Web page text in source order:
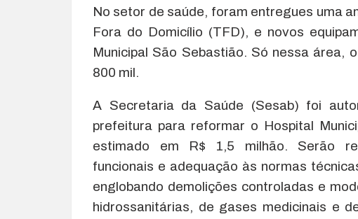
No setor de saúde, foram entregues uma
Fora do Domicílio (TFD), e novos
Municipal São Sebastião. Só nessa área,
800 mil.
A Secretaria da Saúde (Sesab) foi
prefeitura para reformar o Hospital
estimado em R$ 1,5 milhão. Serão
funcionais e adequação às normas
englobando demolições controladas e
hidrossanitárias, de gases medicinais e